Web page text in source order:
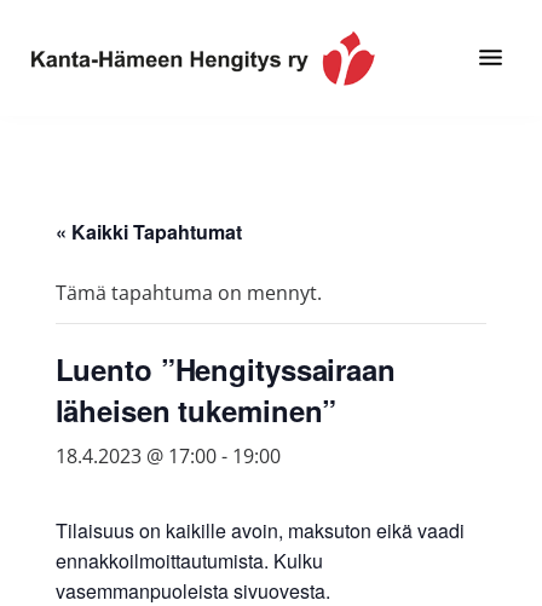
pääsisältöön
alatunnisteeseen
Hengitys
erityisesti
sinua
keuhkoahtaumatauti,uniapnea,
muut
huono
allergiat.
« Kaikki Tapahtumat
Tämä tapahtuma on mennyt.
Luento ”Hengityssairaan
läheisen tukeminen”
18.4.2023 @ 17:00- 19:00
Tilaisuus on kaikille avoin, maksuton eikä vaadi
ennakkoilmoittautumista. Kulku
vasemmanpuoleista sivuovesta.